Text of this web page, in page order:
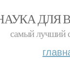
ДЛЯ
самый лучший